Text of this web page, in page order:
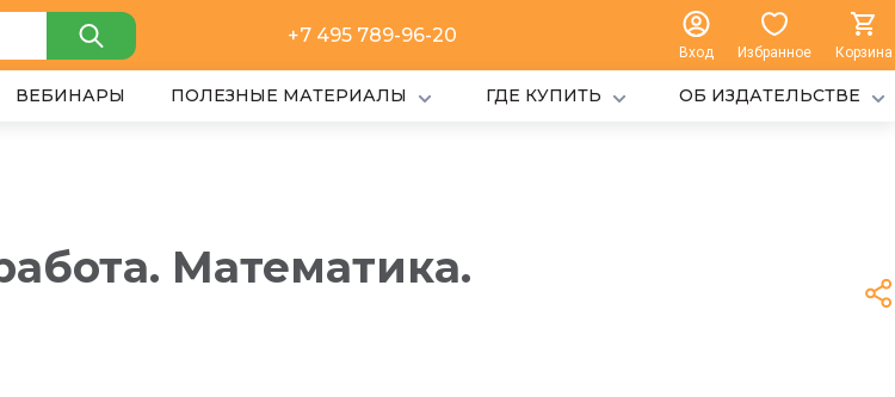
+7 495 789-96-20
Вход Избранное Корзина
ВЕБИНАРЫ ПОЛЕЗНЫЕ МАТЕРИАЛЫ ГДЕ КУПИТЬ ОБ ИЗДАТЕЛЬСТВЕ
Математика.